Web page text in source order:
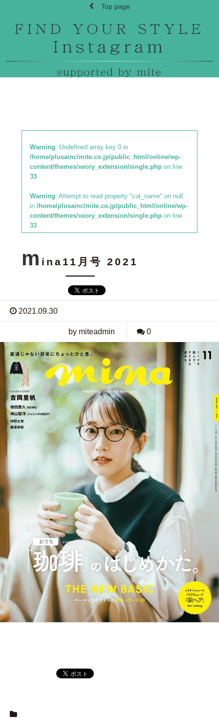
Top page
Warning: Undefined array key 0 in
/home/plusainc/mite.co.jp/public_html/online/wp-
content/themes/xeory_extension/single.php on line
33
Warning: Attempt to read property "cat_name" on null
in /home/plusainc/mite.co.jp/public_html/online/wp-
content/themes/xeory_extension/single.php on line
33
m ina11月号 2021
2021.09.30
by miteadmin 0